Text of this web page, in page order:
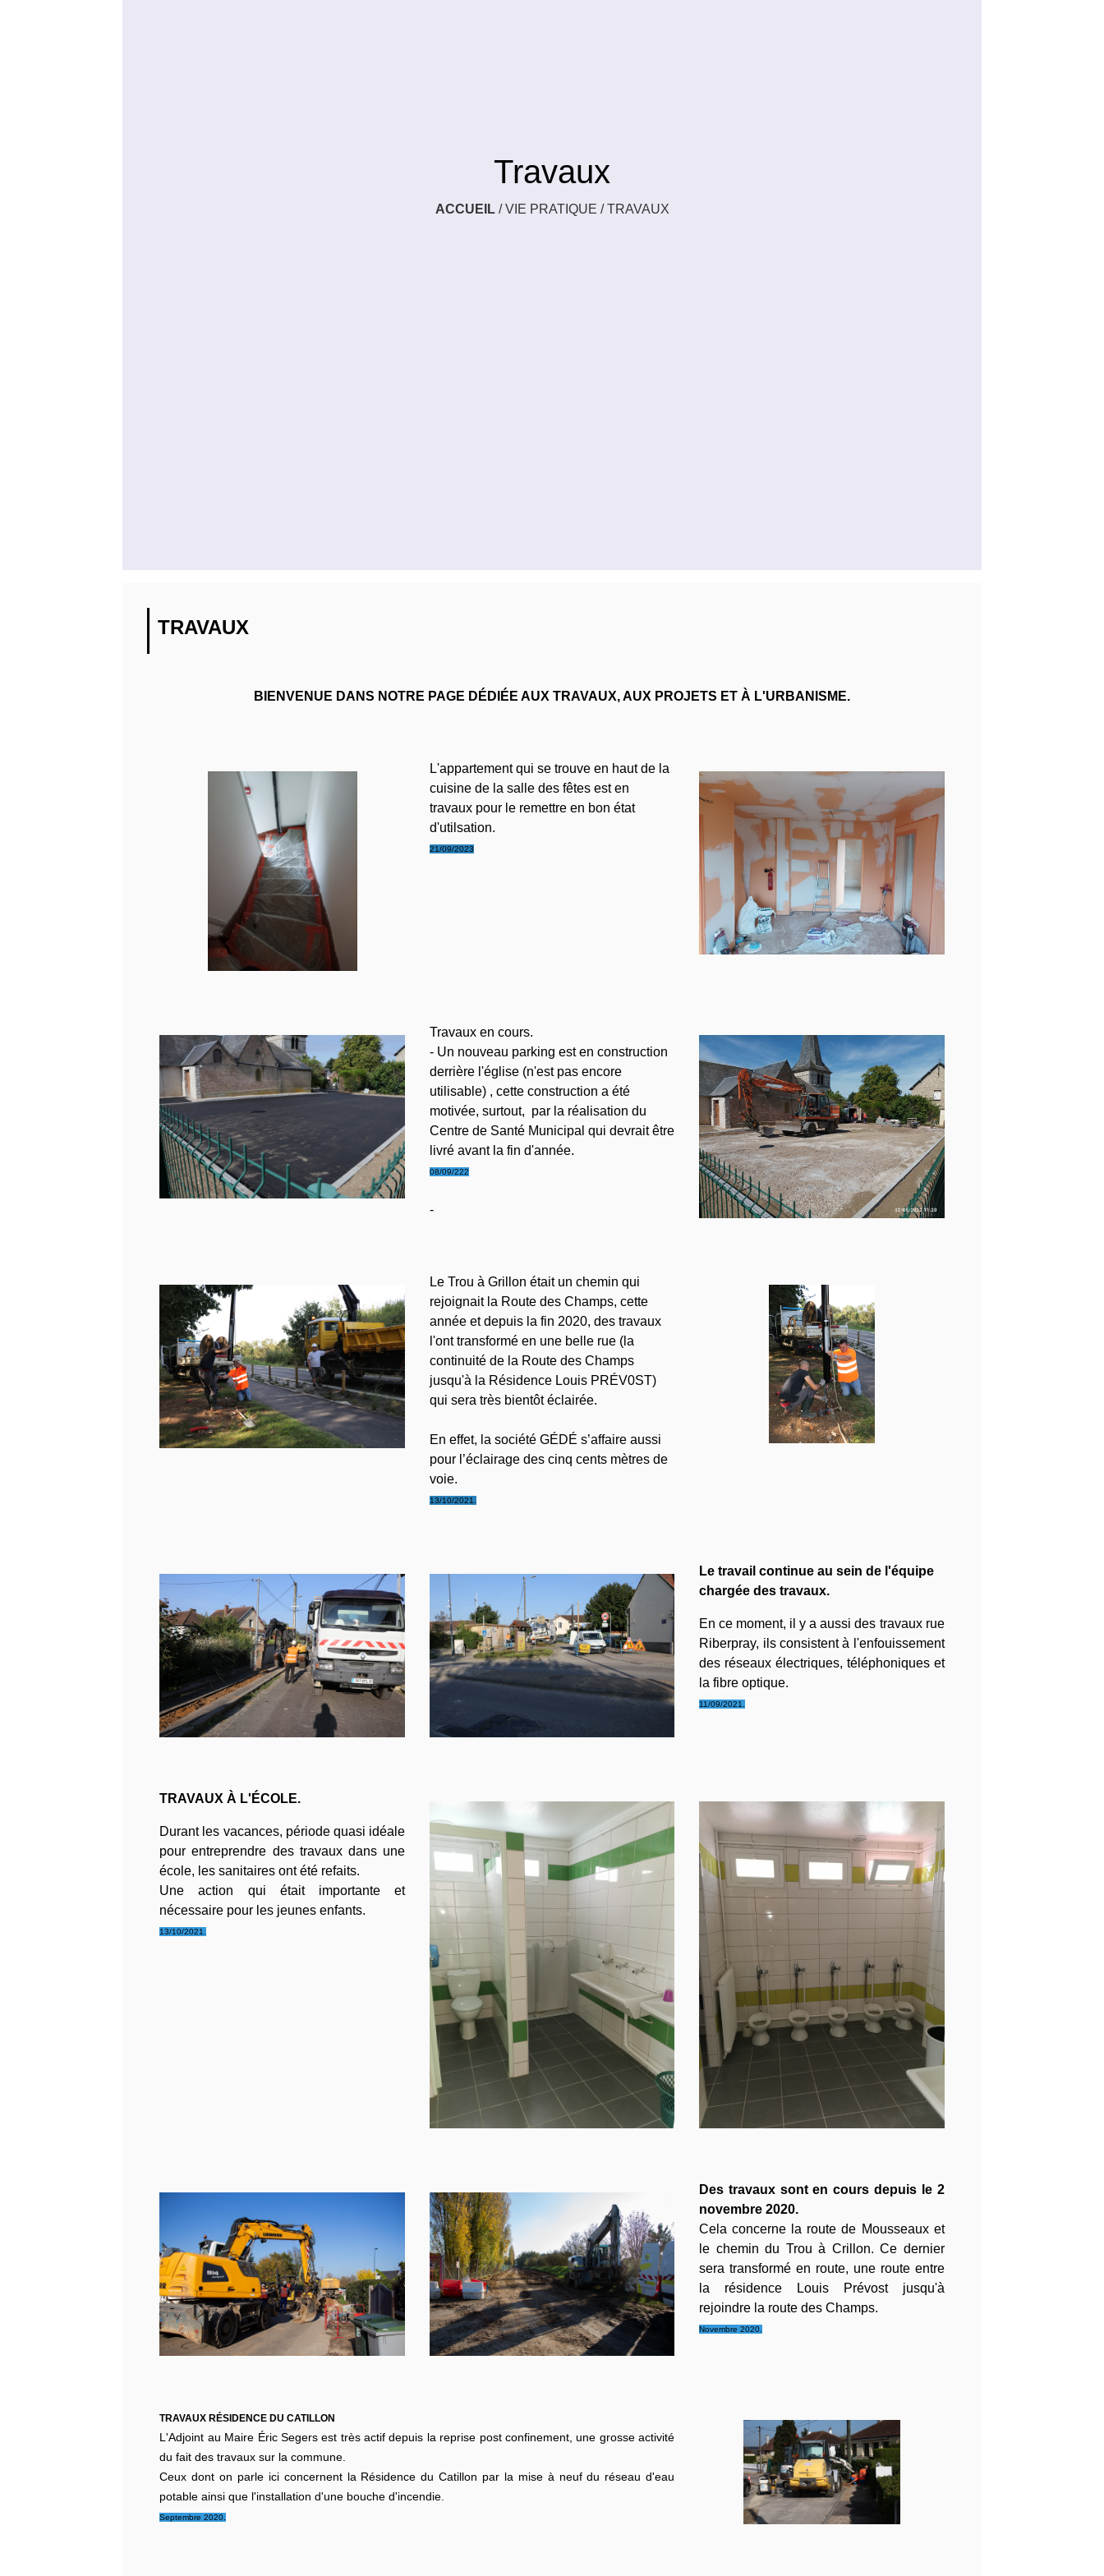
Travaux
ACCUEIL/VIE PRATIQUE /TRAVAUX
TRAVAUX
BIENVENUE DANS NOTRE PAGE DÉDIÉE AUX TRAVAUX, AUX PROJETS ET À L'URBANISME.
L'appartement qui se trouve en haut de la
cuisine de la salle des fêtes est en
travaux pour le remettre en bon état
d'utilsation.
21/09/2023
Travaux en cours.
- Un nouveau parking est en construction
derrière l'église (n'est pas encore
utilisable) , cette construction a été
motivée, surtout, par la réalisation du
Centre de Santé Municipal qui devrait être
livré avant la fin d'année.
08/09/222
-
Le Trou à Grillon était un chemin qui
rejoignait la Route des Champs, cette
année et depuis la fin 2020, des travaux
l'ont transformé en une belle rue (la
continuité de la Route des Champs
jusqu'à la Résidence Louis PRÉV0ST)
qui sera très bientôt éclairée.
En effet, la société GÉDÉ s’affaire aussi
pour l’éclairage des cinq cents mètres de
voie.
13/10/2021.
Le travail continue au sein de l'équipe
chargée des travaux.
En ce moment, il y a aussi des travaux rue
Riberpray, ils consistent à l'enfouissement
des réseaux électriques, téléphoniques et
la fibre optique.
11/09/2021.
TRAVAUX À L'ÉCOLE.
Durant les vacances, période quasi idéale
pour entreprendre des travaux dans une
école, les sanitaires ont été refaits.
Une action qui était importante et
nécessaire pour les jeunes enfants.
13/10/2021.
Des travaux sont en cours depuis le 2
novembre 2020.
Cela concerne la route de Mousseaux et
le chemin du Trou à Crillon. Ce dernier
sera transformé en route, une route entre
la résidence Louis Prévost jusqu'à
rejoindre la route des Champs.
Novembre 2020.
TRAVAUX RÉSIDENCE DU CATILLON
L'Adjoint au Maire Éric Segers est très actif depuis la reprise post confinement, une grosse activité
du fait des travaux sur la commune.
Ceux dont on parle ici concernent la Résidence du Catillon par la mise à neuf du réseau d'eau
potable ainsi que l'installation d'une bouche d'incendie.
Septembre 2020.